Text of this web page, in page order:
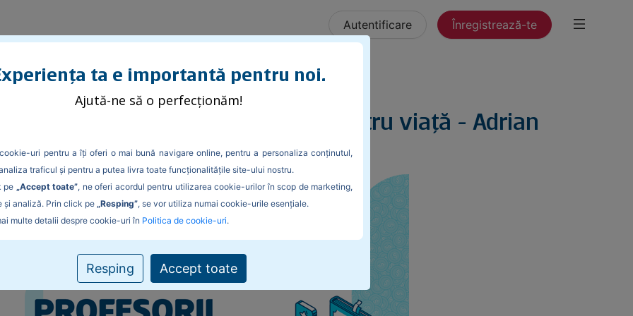
Autentificare Înregistrează-te
pentru viață - Adrian Gabor, profesor Teach for Romania
munca în echipă este educație pentru viață - Adrian
Teach for Romania
ta e importantă pentru noi.
Ajută-ne să o perfecționăm!
uri pentru a îți oferi o mai bună navigare online, pentru a personaliza conținutul,
traficul și pentru a putea livra toate funcționalitățile site-ului nostru.
pe
„Accept toate”, ne oferi acordul pentru utilizarea cookie-urilor în scop de marketing,
și analiză. Prin click pe „Resping”, se vor utiliza numai cookie-urile esențiale.
multe detalii despre cookie-uri în Politica de cookie-uri.
Resping Accept toate